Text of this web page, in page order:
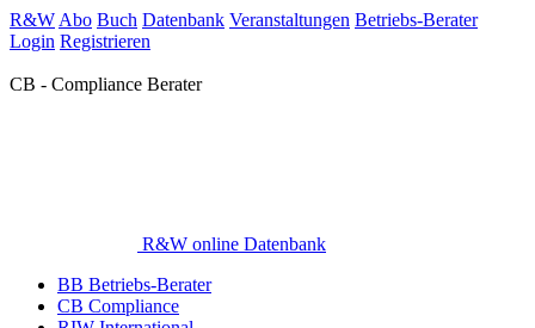
R&W Abo Buch Datenbank Veranstaltungen Betriebs-Berater
Login Registrieren
CB - Compliance Berater
R&W online Datenbank
BB Betriebs-Berater
CB Compliance